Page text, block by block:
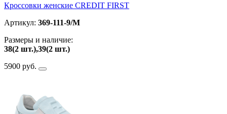
Кроссовки женские CREDIT FIRST
Артикул: 369-111-9/M
Размеры и наличие:
38(2 шт.),39(2 шт.)
5900 руб.